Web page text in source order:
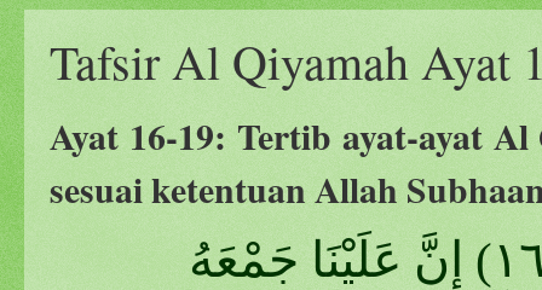
Tafsir Al Qiyamah Ayat
Ayat 16-19: Tertib ayat-ayat
sesuai ketentuan Allah
لا تُحَرِّكْ بِهِ لِسَانَكَ لِتَعْجَلَ بِهِ (١٦) إِنَّ عَلَيْنَا جَمْعَهُ